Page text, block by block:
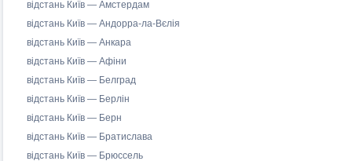
відстань Київ — Амстердам
відстань Київ — Андорра-ла-Вєлія
відстань Київ — Анкара
відстань Київ — Афіни
відстань Київ — Белград
відстань Київ — Берлін
відстань Київ — Берн
відстань Київ — Братислава
відстань Київ — Брюссель